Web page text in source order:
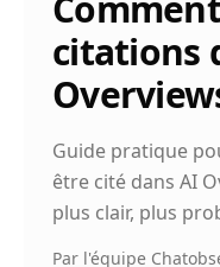
citations
Guide pratique
être cité dans AI
plus clair, plus
Par l'équipe